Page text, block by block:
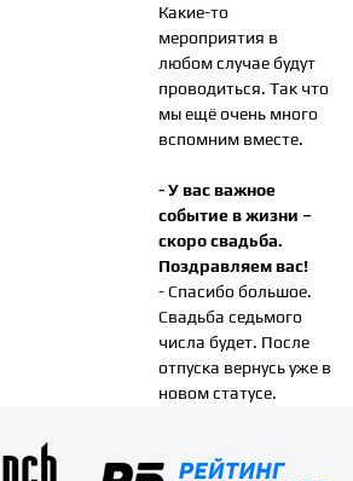
Какие-то
мероприятия в
любом случае будут
проводиться. Так что
мы ещё очень много
вспомним вместе.
- У вас важное
событие в жизни –
скоро свадьба.
Поздравляем вас!
- Спасибо большое.
Свадьба седьмого
числа будет. После
отпуска вернусь уже в
новом статусе.